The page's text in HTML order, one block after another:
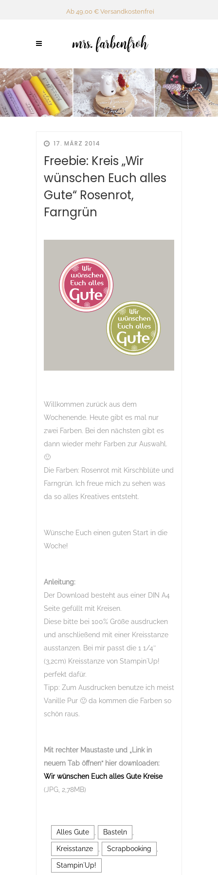
Ab 49,00 € Versandkostenfrei
17. MÄRZ 2014
Freebie: Kreis „Wir
wünschen Euch alles
Gute“ Rosenrot,
Farngrün
Willkommen zurück aus dem
Wochenende. Heute gibt es mal nur
zwei Farben. Bei den nächsten gibt es
dann wieder mehr Farben zur Auswahl.
🙂
Die Farben: Rosenrot mit Kirschblüte und
Farngrün. Ich freue mich zu sehen was
da so alles Kreatives entsteht.
Wünsche Euch einen guten Start in die
Woche!
Anleitung:
Der Download besteht aus einer DIN A4
Seite gefüllt mit Kreisen.
Diese bitte bei 100% Größe ausdrucken
und anschließend mit einer Kreisstanze
ausstanzen. Bei mir passt die 1 1/4″
(3,2cm) Kreisstanze von Stampin´Up!
perfekt dafür.
Tipp: Zum Ausdrucken benutze ich meist
Vanille Pur 🙂 da kommen die Farben so
schön raus.
Mit rechter Maustaste und „Link in
neuem Tab öffnen“ hier downloaden:
Wir wünschen Euch alles Gute Kreise
(JPG, 2,78MB)
Alles Gute Basteln
Kreisstanze Scrapbooking
Stampin´Up!